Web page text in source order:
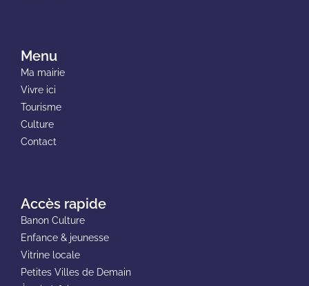
Menu
Ma mairie
Vivre ici
Tourisme
Culture
Contact
Accès rapide
Banon Culture
Enfance & jeunesse
Vitrine locale
Petites Villes de Demain